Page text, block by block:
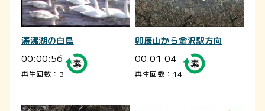
涛沸湖の白鳥
00:00:56
再生回数：3
卯辰山から金沢駅方向
00:01:04
再生回数：14